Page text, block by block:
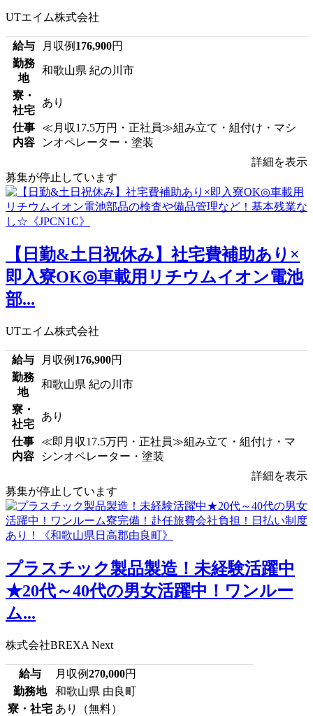
UTエイム株式会社
給与 月収例 176,900円
勤務
地
和歌山県 紀の川市
寮・
社宅
あり
仕事
内容
≪月収17.5万円・正社員≫組み立て・組付け・マシ
ンオペレーター・塗装
詳細を表示
募集が停止しています
【日勤&土日祝休み】社宅費補助あり×
即入寮OK◎車載用リチウムイオン電池
部...
UTエイム株式会社
給与 月収例 176,900円
勤務
地
和歌山県 紀の川市
寮・
社宅
あり
仕事
内容
≪即月収17.5万円・正社員≫組み立て・組付け・マ
シンオペレーター・塗装
詳細を表示
募集が停止しています
プラスチック製品製造！未経験活躍中
★20代～40代の男女活躍中！ワンルー
ム...
株式会社BREXA Next
給与 月収例270,000円
勤務地
和歌山県 由良町
寮・社宅 あり（無料）